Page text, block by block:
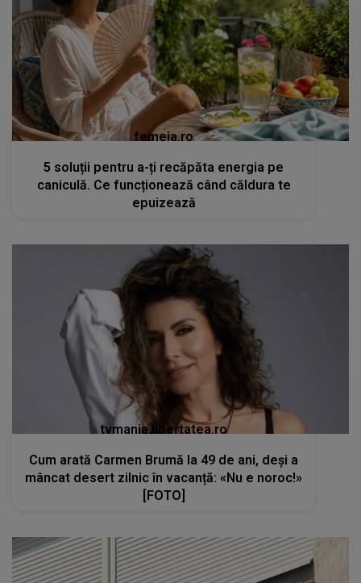
femeia.ro
5 soluții pentru a-ți recăpăta energia pe
caniculă. Ce funcționează când căldura te
epuizează
tvmania.libertatea.ro
Cum arată Carmen Brumă la 49 de ani, deși a
mâncat desert zilnic în vacanță: «Nu e noroc!»
[FOTO]